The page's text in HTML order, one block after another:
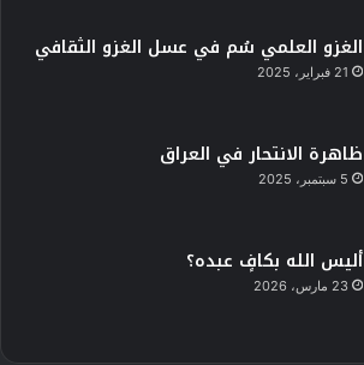
الغزو العلمي سُم في عسل الغزو الثقافي
21 فبراير، 2025
ظاهرة الانتحار في العراق
5 سبتمبر، 2025
أليس الله بكافٍ عبده؟
23 مارس، 2026